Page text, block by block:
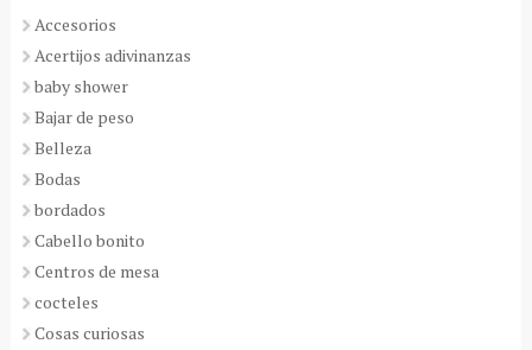
Accesorios
Acertijos adivinanzas
baby shower
Bajar de peso
Belleza
Bodas
bordados
Cabello bonito
Centros de mesa
cocteles
Cosas curiosas